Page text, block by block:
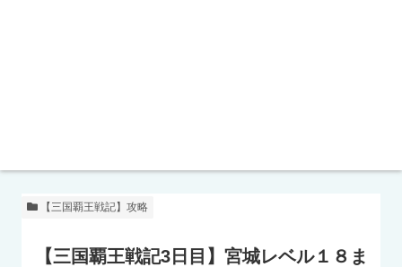
【三国覇王戦記】攻略
【三国覇王戦記3日目】宮城レベル１８ま